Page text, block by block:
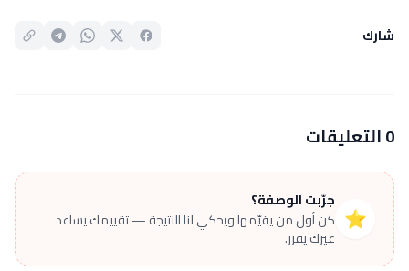
شارك
0 التعليقات
⭐
جرّبت الوصفة؟
كن أول من يقيّمها ويحكي لنا النتيجة — تقييمك يساعد
غيرك يقرر.